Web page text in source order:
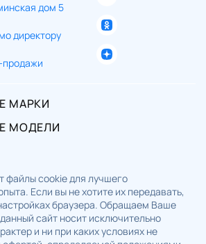
дом 5
директору
продажи
МАРКИ
МОДЕЛИ
файлы cookie для лучшего
Если вы не хотите их передавать,
браузера. Обращаем Ваше
сайт носит исключительно
и ни при каких условиях не